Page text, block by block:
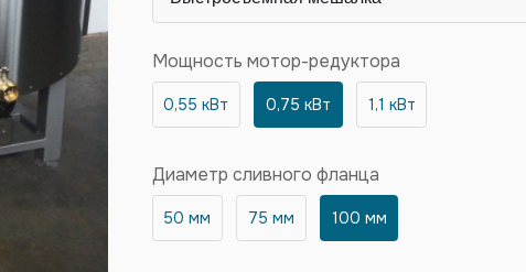
Мощность мотор-редуктора
0,55 кВт 0,75 кВт 1,1 кВт
Диаметр сливного фланца
50 мм 75 мм 100 мм